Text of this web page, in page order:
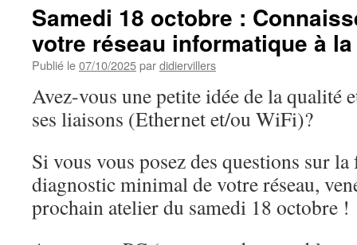
Samedi 18 octobre :
votre réseau informatique à
Publié le07/10/2025pardidiervillers
Avez-vous une petite idée de la qualité
ses liaisons (Ethernet et/ou WiFi)?
Si vous vous posez des questions sur
diagnostic minimal de votre réseau,
prochain atelier du samedi 18 octobre !